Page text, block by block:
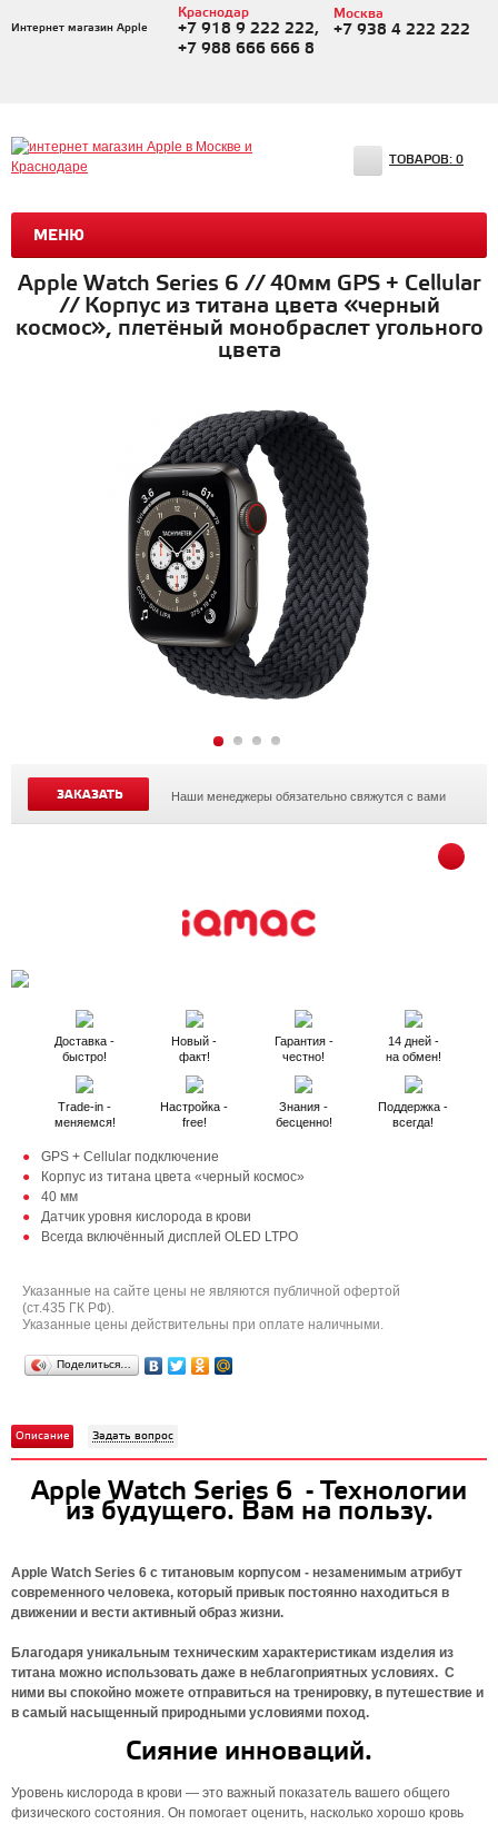
Интернет магазин Apple
Краснодар
+7 918 9 222 222,
+7 988 666 666 8
Москва
+7 938 4 222 222
МЕНЮ
ТОВАРОВ: 0
Apple Watch Series 6 // 40мм GPS + Cellular
// Корпус из титана цвета «черный
космос», плетёный монобраслет угольного
цвета
ЗАКАЗАТЬ Наши менеджеры обязательно свяжутся с вами
Доставка -
быстро!
Новый -
факт!
Гарантия -
честно!
14 дней -
на обмен!
Trade-in -
меняемся!
Настройка -
free!
Знания -
бесценно!
Поддержка -
всегда!
GPS + Cellular подключение
Корпус из титана цвета «черный космос»
40 мм
Датчик уровня кислорода в крови
Всегда включённый дисплей OLED LTPO
Указанные на сайте цены не являются публичной офертой
(ст.435 ГК РФ).
Указанные цены действительны при оплате наличными.
Поделиться…
Описание Задать вопрос
Apple Watch Series 6 - Технологии
из будущего. Вам на пользу.
Apple Watch Series 6 с титановым корпусом - незаменимым атрибут
современного человека, который привык постоянно находиться в
движении и вести активный образ жизни.
Благодаря уникальным техническим характеристикам изделия из
титана можно использовать даже в неблагоприятных условиях. С
ними вы спокойно можете отправиться на тренировку, в путешествие и
в самый насыщенный природными условиями поход.
Сияние инноваций.
Уровень кислорода в крови — это важный показатель вашего общего
физического состояния. Он помогает оценить, насколько хорошо кровь